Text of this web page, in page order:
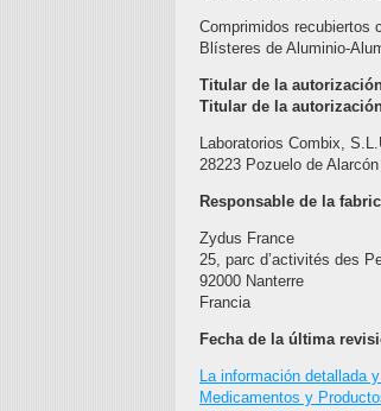
Comprimidos recubiertos
Blísteres de Aluminio-
Titular de la
Titular de la
Laboratorios Combix,
28223 Pozuelo de
Responsable de la
Zydus France
25, parc d’activités des
92000 Nanterre
Francia
Fecha de la última
La información detallada
Medicamentos y